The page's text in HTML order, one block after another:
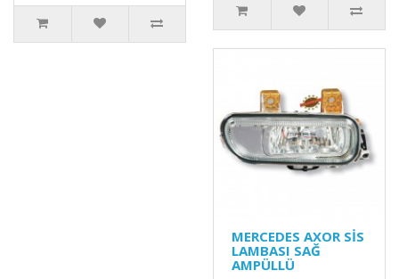
MERCEDES AXOR SİS
LAMBASI SAĞ
AMPÜLLÜ